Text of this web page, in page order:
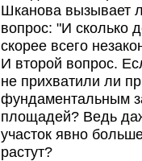
Шканова вызывает
вопрос: "И сколько
скорее всего
И второй вопрос.
не прихватили ли
фундаментальным
площадей? Ведь
участок явно
растут?